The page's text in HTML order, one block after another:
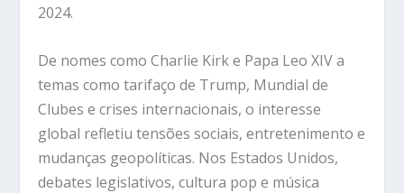
2024.
De nomes como Charlie Kirk e Papa Leo XIV a
temas como tarifaço de Trump, Mundial de
Clubes e crises internacionais, o interesse
global refletiu tensões sociais, entretenimento e
mudanças geopolíticas. Nos Estados Unidos,
debates legislativos, cultura pop e música